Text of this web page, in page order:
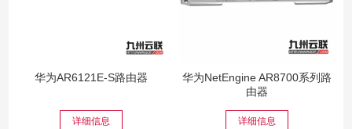
华为AR6121E-S路由器
详细信息
华为NetEngine AR8700系列路
由器
详细信息